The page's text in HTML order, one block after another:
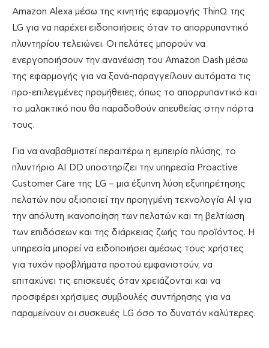
Amazon Alexa μέσω της κινητής εφαρμογής ThinQ της
LG για να παρέχει ειδοποιήσεις όταν το απορρυπαντικό
πλυντηρίου τελειώνει. Οι πελάτες μπορούν να
ενεργοποιήσουν την ανανέωση του Amazon Dash μέσω
της εφαρμογής για να ξανά-παραγγείλουν αυτόματα τις
προ-επιλεγμένες προμήθειες, όπως το απορρυπαντικό και
το μαλακτικό που θα παραδοθούν απευθείας στην πόρτα
τους.
Για να αναβαθμιστεί περαιτέρω η εμπειρία πλύσης, το
πλυντήριο AI DD υποστηρίζει την υπηρεσία Proactive
Customer Care της LG – μια έξυπνη λύση εξυπηρέτησης
πελατών που αξιοποιεί την προηγμένη τεχνολογία AI για
την απόλυτη ικανοποίηση των πελατών και τη βελτίωση
των επιδόσεων και της διάρκειας ζωής του προϊόντος. Η
υπηρεσία μπορεί να ειδοποιήσει αμέσως τους χρήστες
για τυχόν προβλήματα προτού εμφανιστούν, να
επιταχύνει τις επισκευές όταν χρειάζονται και να
προσφέρει χρήσιμες συμβουλές συντήρησης για να
παραμείνουν οι συσκευές LG όσο το δυνατόν καλύτερες.